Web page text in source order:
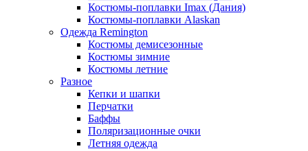
Костюмы-поплавки Imax (Дания)
Костюмы-поплавки Alaskan
Одежда Remington
Костюмы демисезонные
Костюмы зимние
Костюмы летние
Разное
Кепки и шапки
Перчатки
Баффы
Поляризационные очки
Летняя одежда